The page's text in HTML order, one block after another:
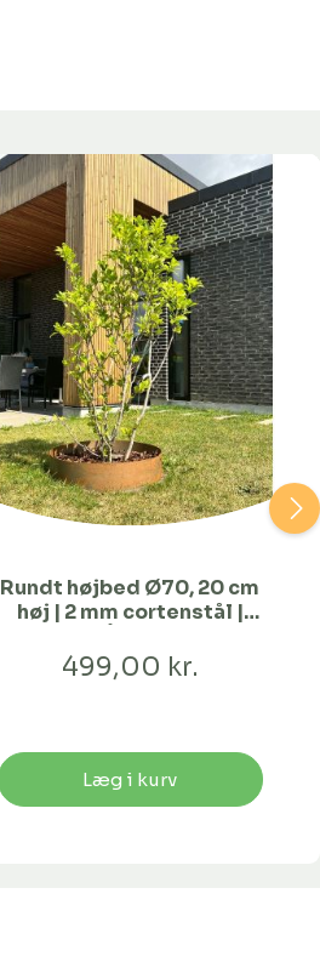
Rundt højbed Ø70, 20 cm
høj | 2 mm cortenstål |
499,00 kr.
Læg i kurv